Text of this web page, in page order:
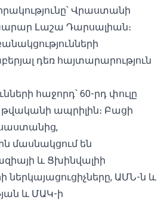
Վրաստանի
Լաշա Դարսալիան։
դեռ հայտարարություն
հաջորդ՝ 60-րդ փուլը
թվականի ապրիլին։ Բացի
մասնակցում են
և Ցխինվալիի
ԱՄՆ-ն և
և ՄԱԿ-ի